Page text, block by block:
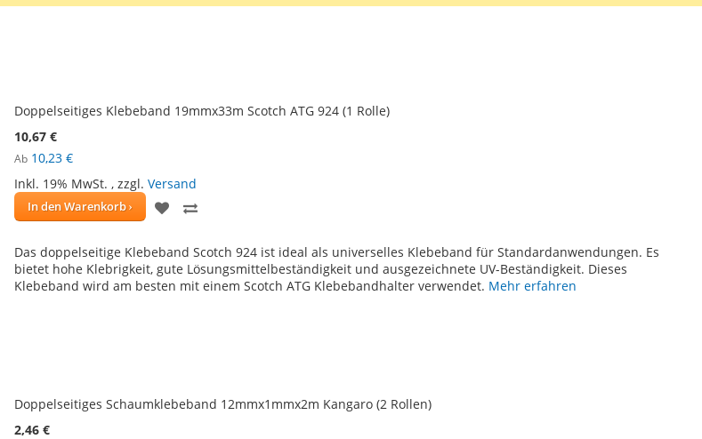
Doppelseitiges Klebeband 19mmx33m Scotch ATG 924 (1 Rolle)
10,67 €
Ab 10,23 €
Inkl. 19% MwSt. , zzgl. Versand
In den Warenkorb
ZUR
HINZUFÜGEN
HINZUFÜGEN
Das doppelseitige Klebeband Scotch 924 ist ideal als universelles Klebeband für Standardanwendungen. Es
bietet hohe Klebrigkeit, gute Lösungsmittelbeständigkeit und ausgezeichnete UV-Beständigkeit. Dieses
Klebeband wird am besten mit einem Scotch ATG Klebebandhalter verwendet. Mehr erfahren
Doppelseitiges Schaumklebeband 12mmx1mmx2m Kangaro (2 Rollen)
2,46 €